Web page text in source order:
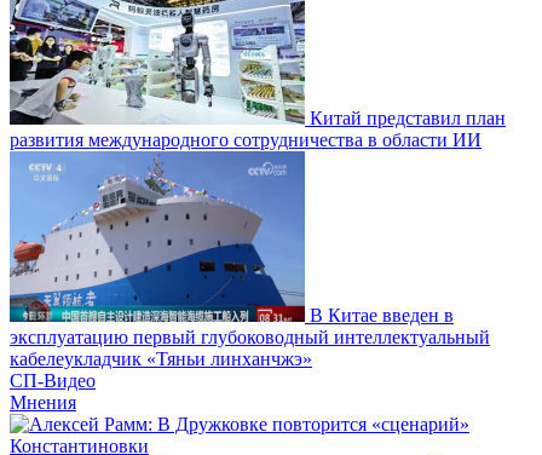
Китай представил план
развития международного сотрудничества в области ИИ
В Китае введен в
эксплуатацию первый глубоководный интеллектуальный
кабелеукладчик «Тяньи линханчжэ»
СП-Видео
Мнения